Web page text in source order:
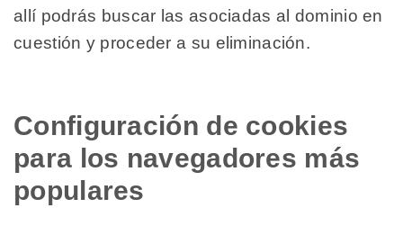
allí podrás buscar las asociadas al dominio en
cuestión y proceder a su eliminación.
Configuración de cookies
para los navegadores más
populares